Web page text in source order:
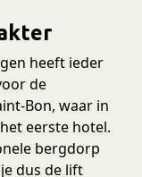
heeft ieder
de
Bon, waar in
eerste hotel.
bergdorp
dus de lift